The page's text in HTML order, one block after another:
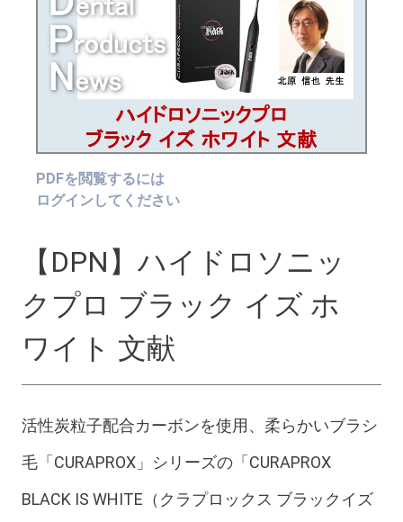
PDFを閲覧するには
ログインしてください
【DPN】ハイドロソニッ
クプロ ブラック イズ ホ
ワイト 文献
活性炭粒子配合カーボンを使用、柔らかいブラシ
毛「CURAPROX」シリーズの「CURAPROX
BLACK IS WHITE（クラプロックス ブラックイズ